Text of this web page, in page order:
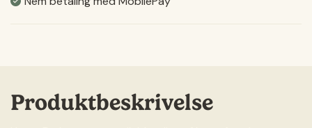
Produktbeskrivelse